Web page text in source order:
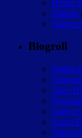
Heute
Philipp
Silencer
Blogroll
bildblog
Jules
Sallys
Sashs